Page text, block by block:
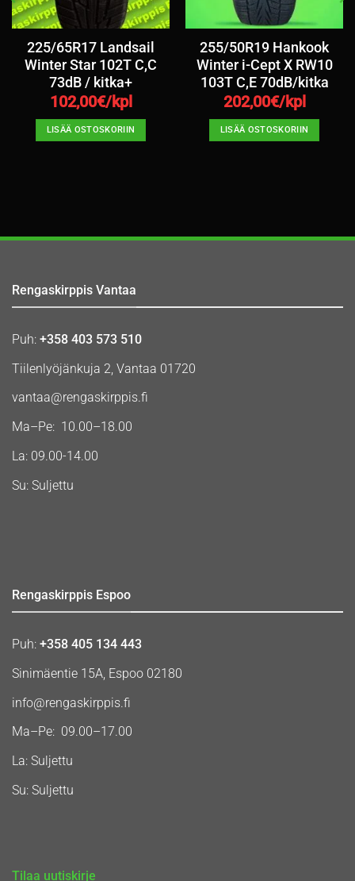
225/65R17 Landsail
Winter Star 102T C,C
73dB / kitka+
102,00€/kpl
LISÄÄ OSTOSKORIIN
255/50R19 Hankook
Winter i-Cept X RW10
103T C,E 70dB/kitka
202,00€/kpl
LISÄÄ OSTOSKORIIN
Rengaskirppis Vantaa
Puh: +358 403 573 510
Tiilenlyöjänkuja 2, Vantaa 01720
vantaa@rengaskirppis.fi
Ma–Pe: 10.00–18.00
La: 09.00-14.00
Su: Suljettu
Rengaskirppis Espoo
Puh: +358 405 134 443
Sinimäentie 15A, Espoo 02180
info@rengaskirppis.fi
Ma–Pe: 09.00–17.00
La: Suljettu
Su: Suljettu
Tilaa uutiskirje